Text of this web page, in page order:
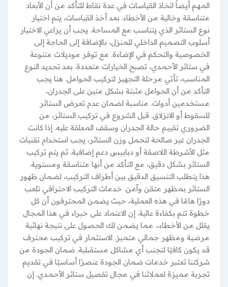
المهم أيضاً اتخاذ القياسات في عدة نقاط للتأكد من أن الأبعاد
متناسقة وخالية من الأخطاء. بعد أخذ القياسات، يتم اختيار
نوع الستائر الذي يتناسب مع المساحة. يجب أن يراعي الاختيار
أسلوب التصميم الداخلي للمنزل، بالإضافة إلى الحاجة إلى
الخصوصية والتحكم في الإضاءة. مع توفر موديلات متنوعة
في ستائر الأحمدي، تصبح الخيارات متعددة. بعد تحديد النوع
المناسب، تأتي مرحلة التجهيز لتركيب الحوامل. هنا يجب
التأكد من أن الحوامل مثبتة بشكل متين على الجدران،
مستخدمين أدوات. مناسبة لضمان عدم تعرض الستائر
للسقوط أو الانزلاق. قبل الشروع في تركيب الستائر، من
الضروري تقييم حالة الجدران وسقف المعلقة عليه. إذا كانت
الجدران غير صالحة لتحمل وزن الستائر، يجب استخدام تقنيات
مثل الأشرطة اللاصقة أو دبابيس دعم إضافية. ثم يتم تركيب
الستائر بشكل دقيق، مع التأكد من أنها متناسقة ومستوية.
هذا يتطلب التنسيق الدقيق بين أطراف التركيب، لضمان ظهور
الستائر بمظهر متقن وآمن. خدمات التركيب الاحترافي تلعب
دورًا هامًا في هذه العملية، حيث يضمن المحترفون أن كل
خطوة تتم بكفاءة عالية. إن الاعتماد على خبراء في هذا المجال
يقلل من الأخطاء،. مما يضمن لك الحصول على نتيجة نهائية
مرضية ومظهر جمالي متميز. الاستثمار في تركيب محترف
قد يكون كافيًا لتجنب أي مشاكل مستقبلية. ضمان الجودة من
شركتنا تعتبر خدمات ضمان الجودة عنصرًا أساسيًا في تقديم
تجربة مميزة لعملائنا في مجال تفصيل ستائر الأحمدي. إن